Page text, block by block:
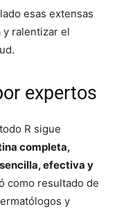
esas extensas
y ralentizar el
expertos
R sigue
completa,
efectiva y
como resultado de
y